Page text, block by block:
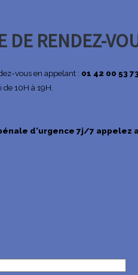
DE RENDEZ-
vous en appelant : 01 42 00 53
10H à 19H.
d'urgence 7j/7 appelez